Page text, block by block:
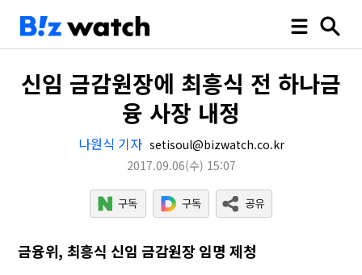
신임 금감원장에 최흥식 전 하나금
융 사장 내정
나원식 기자 setisoul@bizwatch.co.kr
2017.09.06(수) 15:07
금융위, 최흥식 신임 금감원장 임명 제청